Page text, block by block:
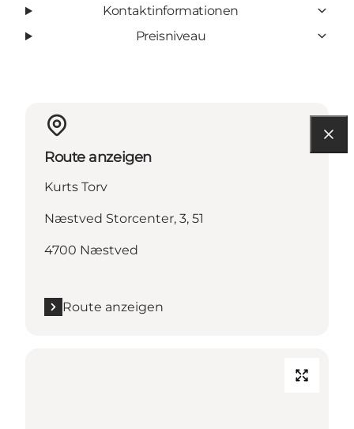
Kontaktinformationen
Preisniveau
Route anzeigen
Kurts Torv
Næstved Storcenter, 3, 51
4700 Næstved
Route anzeigen